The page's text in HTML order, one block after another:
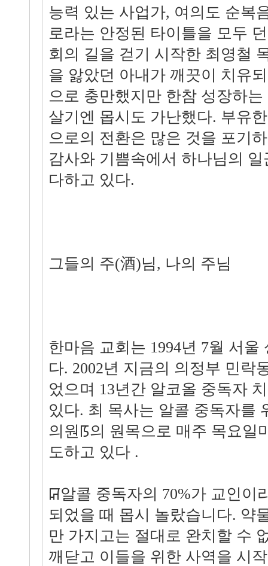
능력 있는 사업가, 여의도 순복
로라는 안정된 타이틀을 모두
회의 길을 걷기 시작한 최영철
을 앓았던 아내가 깨끗이 치유
으로 충만했지만 한참 성장하
살기엔 몹시도 가난했다. 부유
으로의 전환은 많은 것을 포기
감사와 기쁨속에서 하나님의
다하고 있다.
그들의 주(酒)님, 나의 주님
한마음 교회는 1994년 7월 서울
다. 2002년 지금의 의정부 민락
었으며 13년간 알코올 중독자
있다. 최 목사는 알콜 중독자를
의원ꡑ의 원목으로 매주 목요일
도하고 있다 .
ꡒ알콜 중독자의 70%가 교인이
되었을 때 몹시 놀랐습니다. 약
만 가지고는 절대로 완치할 수
깨닫고 이들을 위한 사역을 시